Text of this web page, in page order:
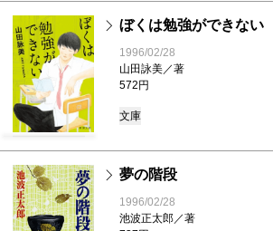
ぼくは勉強ができない
1996/02/28
山田詠美／著
572円
文庫
夢の階段
1996/02/28
池波正太郎／著